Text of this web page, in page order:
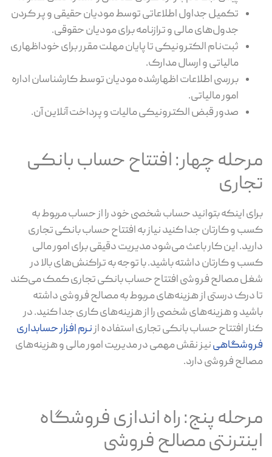
تکمیل جداول اطلاعاتی توسط مودیان حقیقی و پر کردن
جدول‌های مالی و ترازنامه برای مودیان حقوقی.
ثبت‌نام الکترونیکی تا پایان مهلت مقرر برای خوداظهاری
مالیاتی و ارسال مدارک.
بررسی اطلاعات اظهارشده مودیان توسط کارشناسان اداره
امور مالیاتی.
صدور قبض الکترونیکی مالیات و پرداخت آنلاین آن.
مرحله چهار: افتتاح حساب بانکی
تجاری
برای اینکه بتوانید حساب شخصی خود را از حساب مربوط به
کسب و کارتان جدا کنید نیاز به افتتاح حساب بانکی تجاری
دارید. این کار باعث می‌شود مدیریت دقیقی برای امور مالی
کسب و کارتان داشته باشید. با توجه به تراکنش‌های بالا در
شغل مصالح فروشی افتتاح حساب بانکی تجاری کمک می‌کند
تا درک درستی از هزینه‌های مربوط به مصالح فروشی داشته
باشید و هزینه‌های شخصی را از هزینه‌های کاری جدا کنید. در
کنار افتتاح حساب بانکی تجاری استفاده ازنرم افزار حسابداری
فروشگاهینیز نقش مهمی در مدیریت امور مالی و هزینه‌های
مصالح فروشی دارد.
مرحله پنج: راه اندازی فروشگاه
اینترنتی مصالح فروشی